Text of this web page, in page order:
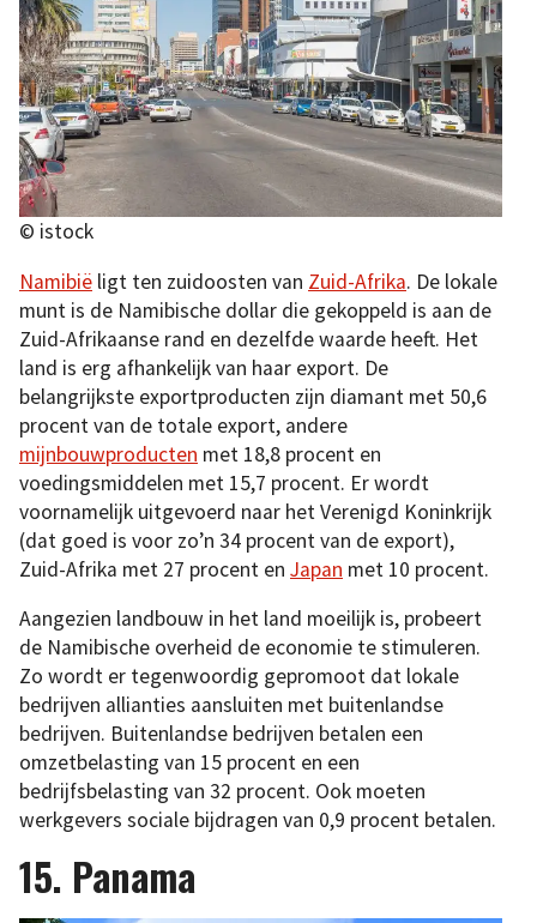
© istock
Namibië ligt ten zuidoosten van Zuid-Afrika. De lokale
munt is de Namibische dollar die gekoppeld is aan de
Zuid-Afrikaanse rand en dezelfde waarde heeft. Het
land is erg afhankelijk van haar export. De
belangrijkste exportproducten zijn diamant met 50,6
procent van de totale export, andere
mijnbouwproducten met 18,8 procent en
voedingsmiddelen met 15,7 procent. Er wordt
voornamelijk uitgevoerd naar het Verenigd Koninkrijk
(dat goed is voor zo’n 34 procent van de export),
Zuid-Afrika met 27 procent en Japan met 10 procent.
Aangezien landbouw in het land moeilijk is, probeert
de Namibische overheid de economie te stimuleren.
Zo wordt er tegenwoordig gepromoot dat lokale
bedrijven allianties aansluiten met buitenlandse
bedrijven. Buitenlandse bedrijven betalen een
omzetbelasting van 15 procent en een
bedrijfsbelasting van 32 procent. Ook moeten
werkgevers sociale bijdragen van 0,9 procent betalen.
15. Panama